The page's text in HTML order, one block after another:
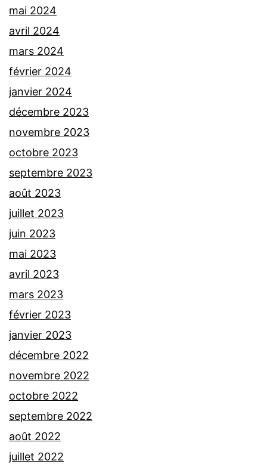
mai 2024
avril 2024
mars 2024
février 2024
janvier 2024
décembre 2023
novembre 2023
octobre 2023
septembre 2023
août 2023
juillet 2023
juin 2023
mai 2023
avril 2023
mars 2023
février 2023
janvier 2023
décembre 2022
novembre 2022
octobre 2022
septembre 2022
août 2022
juillet 2022